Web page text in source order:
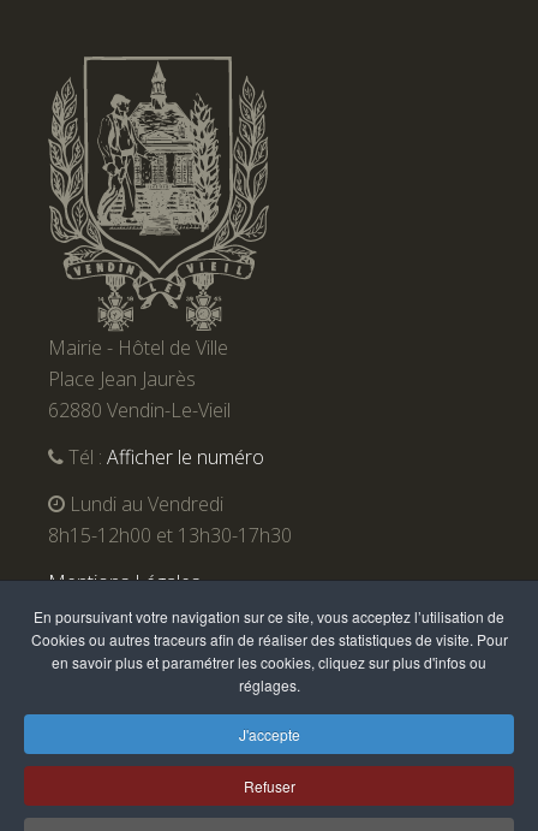
Mairie - Hôtel de Ville
Place Jean Jaurès
62880 Vendin-Le-Vieil
Tél : Afficher le numéro
Lundi au Vendredi
8h15-12h00 et 13h30-17h30
Mentions Légales
Vendin-le-Vieil 2016. Site réalisé et référencé par Awak
En poursuivant votre navigation sur ce site, vous acceptez l’utilisation de
Cookies ou autres traceurs afin de réaliser des statistiques de visite. Pour
en savoir plus et paramétrer les cookies, cliquez sur plus d'infos ou
réglages.
J'accepte
Refuser